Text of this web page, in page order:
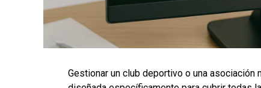
Gestionar un club deportivo o una asociación